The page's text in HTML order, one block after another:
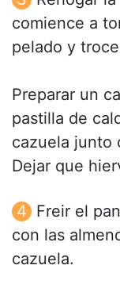
comience a
pelado y
Preparar un
pastilla de
cazuela junto
Dejar que
Freir el
con las
cazuela.